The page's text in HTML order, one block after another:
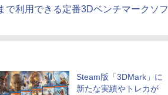
で利用できる定番3Dベンチマークソフ
Steam版「3DMark」に
新たな実績やトレカが